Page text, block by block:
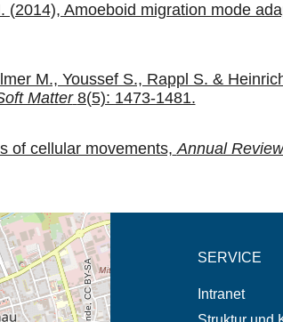
Amoeboid migration mode
M., Youssef S., Rappl S. &
Matter 8(5): 1473-1481.
of cellular movements, Annual
in neuem
SERVICE
Intranet